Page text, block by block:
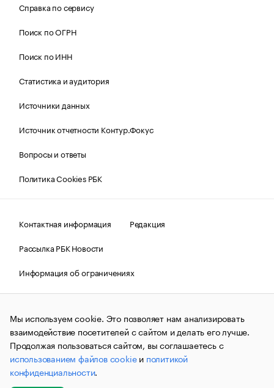
Справка по сервису
Поиск по ОГРН
Поиск по ИНН
Статистика и аудитория
Источники данных
Источник отчетности Контур.Фокус
Вопросы и ответы
Политика Cookies РБК
Контактная информация
Редакция
Рассылка РБК Новости
Информация об ограничениях
Правовая информация
О соблюдении авторских прав
© АО «РОСБИЗНЕСКОНСАЛТИНГ»,1995–2026.Сообщения
и материалы информационного агентства «РБК»
(зарегистрировано Федеральной службой по надзору в сфере
связи, информационных технологий и массовых
коммуникаций (Роскомнадзор) 09.12.2015 за номером ИА
№ФС77-63848) сопровождаются пометкой «РБК». Отдельные
публикации могут содержать информацию,
Мы используем cookie. Это позволяет нам анализировать
взаимодействие посетителей с сайтом и делать его лучше.
Продолжая пользоваться сайтом, вы соглашаетесь с
использованием файлов cookieи политикой
конфиденциальности.